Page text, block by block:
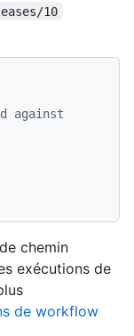
10
against
chemin
exécutions de
de workflow